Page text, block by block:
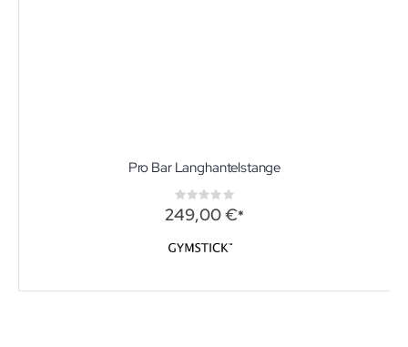
Pro Bar Langhantelstange
Rating:
0%
249,00 €